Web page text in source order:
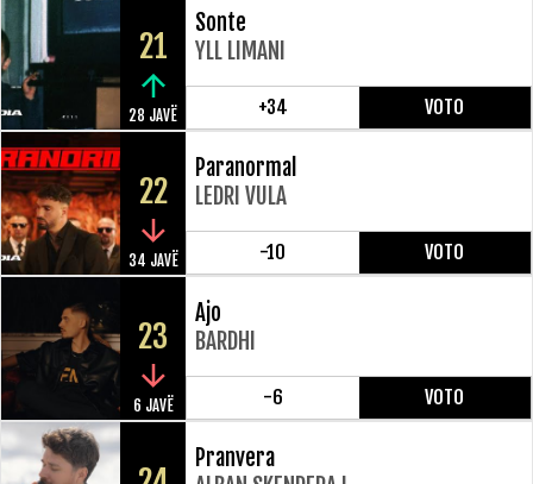
21
28 JAVË
Sonte
YLL LIMANI
+34 VOTO
22
34 JAVË
Paranormal
LEDRI VULA
-10 VOTO
23
6 JAVË
Ajo
BARDHI
-6 VOTO
Pranvera